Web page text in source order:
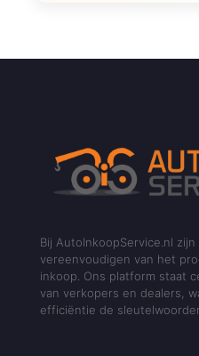
Bij AutoInkoopService.nl
vereenvoudigen van het
inkoop. Ons platform staat
van verkopers en dealers,
efficiëntie de